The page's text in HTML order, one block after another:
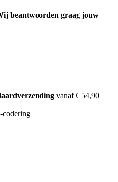
beantwoorden graag jouw
vanaf € 54,90
codering